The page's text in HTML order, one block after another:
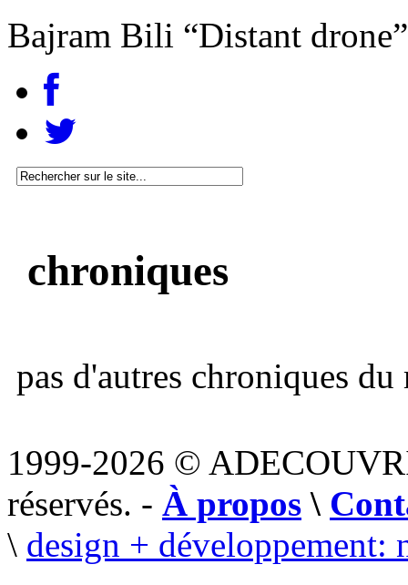
Bajram Bili “Distant drone”
chroniques
pas d'autres chroniques du
1999-2026 ©
réservés. - À propos \
\ design + développement: